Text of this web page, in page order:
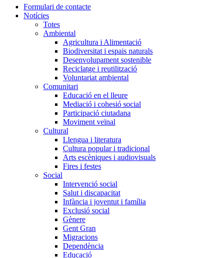
Navegació
principal
Formulari de contacte
Notícies
Totes
Ambiental
Agricultura i Alimentació
Biodiversitat i espais naturals
Desenvolupament sostenible
Reciclatge i reutilització
Voluntariat ambiental
Comunitari
Educació en el lleure
Mediació i cohesió social
Participació ciutadana
Moviment veïnal
Cultural
Llengua i literatura
Cultura popular i tradicional
Arts escèniques i audiovisuals
Fires i festes
Social
Intervenció social
Salut i discapacitat
Infància i joventut i família
Exclusió social
Gènere
Gent Gran
Migracions
Dependència
Educació